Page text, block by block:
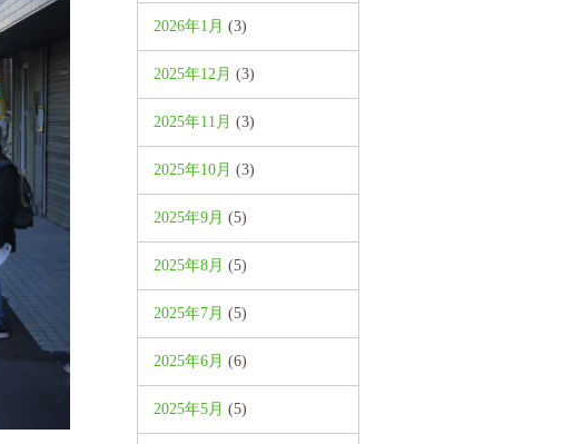
2026年1月 (3)
2025年12月 (3)
2025年11月 (3)
2025年10月 (3)
2025年9月 (5)
2025年8月 (5)
2025年7月 (5)
2025年6月 (6)
2025年5月 (5)